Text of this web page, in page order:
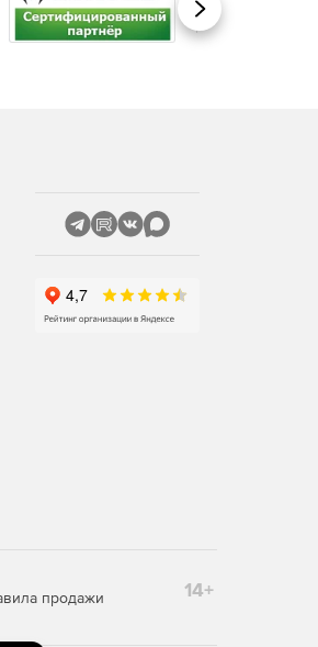
Вперед
продажи 14+